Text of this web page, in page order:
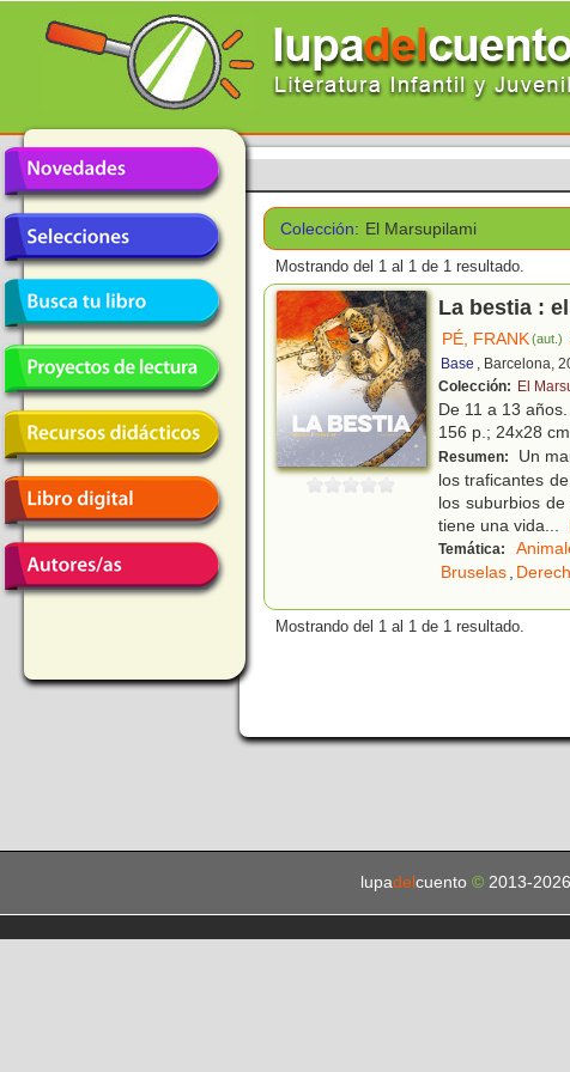
Colección: El Marsupilami
Mostrando del 1 al 1 de 1 resultado.
La bestia :
PÉ, FRANK(aut.)
Base , Barcelona,
Colección: El
De 11 a 13 años.
156 p.; 24x28
Resumen:
Un
los traficantes
los suburbios
tiene una vida...
Temática:
Bruselas,
Mostrando del 1 al 1 de 1 resultado.
lupadel cuento © 2013-2026